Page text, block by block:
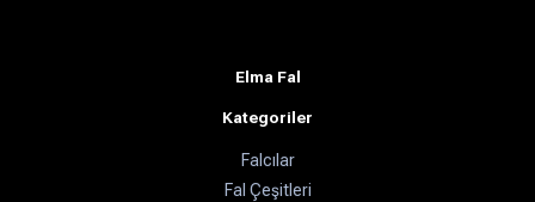
Elma Fal
Kategoriler
Falcılar
Fal Çeşitleri